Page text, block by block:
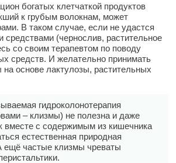
богатых клетчаткой продуктов
к грубым волокнам, может
В таком случае, если не удастся
средствами (чернослив, растительное
со своим терапевтом по поводу
средств. И желательно принимать
основе лактулозы, растительных
гидроколонотерапия
– клизмы) не полезна и даже
вместе с содержимым из кишечника
естественная природная
ещё частые клизмы чреваты